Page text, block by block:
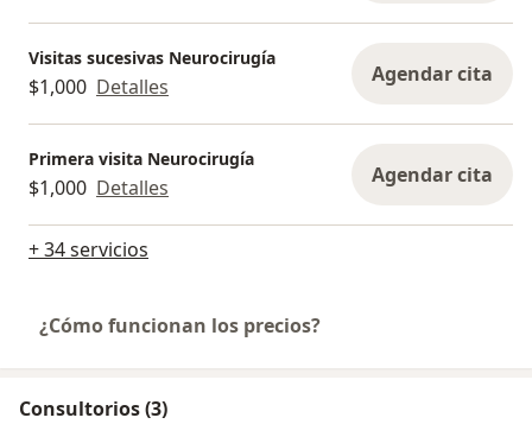
Visitas sucesivas Neurocirugía
$1,000 Detalles Agendar cita
Primera visita Neurocirugía
$1,000 Detalles Agendar cita
+ 34 servicios
¿Cómo funcionan los precios?
Consultorios (3)